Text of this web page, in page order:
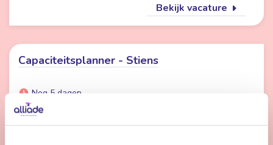
Bekijk vacature
Capaciteitsplanner - Stiens
Nog 5 dagen
Stiens
28 - 32 uur | Voltijds, Onbepaalde tijd